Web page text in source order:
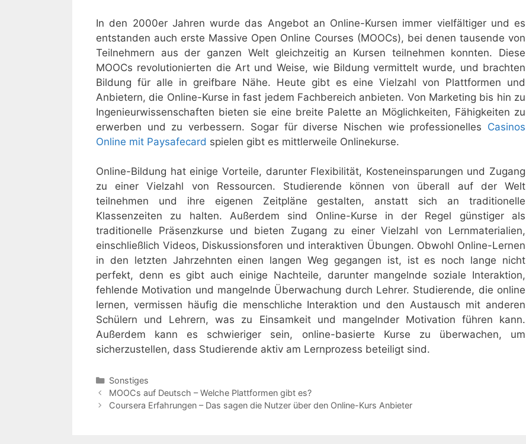
In den 2000er Jahren wurde das Angebot an Online-Kursen immer vielfältiger und es
entstanden auch erste Massive Open Online Courses (MOOCs), bei denen tausende von
Teilnehmern aus der ganzen Welt gleichzeitig an Kursen teilnehmen konnten. Diese
MOOCs revolutionierten die Art und Weise, wie Bildung vermittelt wurde, und brachten
Bildung für alle in greifbare Nähe. Heute gibt es eine Vielzahl von Plattformen und
Anbietern, die Online-Kurse in fast jedem Fachbereich anbieten. Von Marketing bis hin zu
Ingenieurwissenschaften bieten sie eine breite Palette an Möglichkeiten, Fähigkeiten zu
erwerben und zu verbessern. Sogar für diverse Nischen wie professionelles Casinos
Online mit Paysafecard spielen gibt es mittlerweile Onlinekurse.
Online-Bildung hat einige Vorteile, darunter Flexibilität, Kosteneinsparungen und Zugang
zu einer Vielzahl von Ressourcen. Studierende können von überall auf der Welt
teilnehmen und ihre eigenen Zeitpläne gestalten, anstatt sich an traditionelle
Klassenzeiten zu halten. Außerdem sind Online-Kurse in der Regel günstiger als
traditionelle Präsenzkurse und bieten Zugang zu einer Vielzahl von Lernmaterialien,
einschließlich Videos, Diskussionsforen und interaktiven Übungen. Obwohl Online-Lernen
in den letzten Jahrzehnten einen langen Weg gegangen ist, ist es noch lange nicht
perfekt, denn es gibt auch einige Nachteile, darunter mangelnde soziale Interaktion,
fehlende Motivation und mangelnde Überwachung durch Lehrer. Studierende, die online
lernen, vermissen häufig die menschliche Interaktion und den Austausch mit anderen
Schülern und Lehrern, was zu Einsamkeit und mangelnder Motivation führen kann.
Außerdem kann es schwieriger sein, online-basierte Kurse zu überwachen, um
sicherzustellen, dass Studierende aktiv am Lernprozess beteiligt sind.
Kategorien
Sonstiges
MOOCs auf Deutsch – Welche Plattformen gibt es?
Coursera Erfahrungen – Das sagen die Nutzer über den Online-Kurs Anbieter